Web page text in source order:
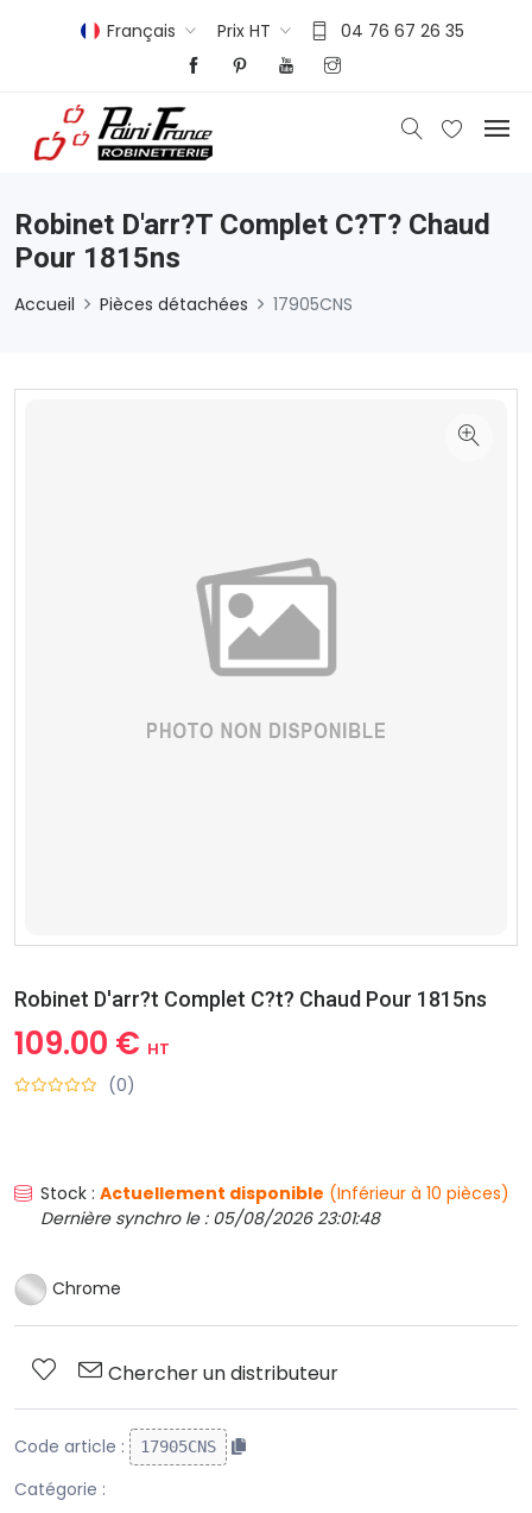
Français Prix HT 04 76 67 26 35
Robinet D'arr?t Complet C?t? Chaud
Pour 1815ns
Accueil Pièces détachées 17905CNS
Robinet D'arr?t Complet C?t? Chaud Pour 1815ns
109.00 € HT
(0)
Stock : Actuellement disponible (Inférieur à 10 pièces)
Dernière synchro le : 05/08/2026 23:01:48
Chrome
Chercher un distributeur
Code article : 17905CNS
Catégorie :